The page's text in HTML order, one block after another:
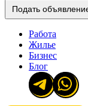
Подать
Работа
Жилье
Бизнес
Блог